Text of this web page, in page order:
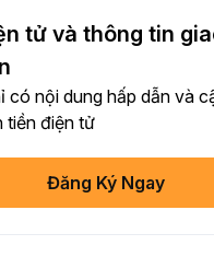
viết trên mạng xã hội (0/5)
thành+2
dịch với Bot
thành+10
tính của bạn
tử và thông tin
có nội dung hấp dẫn và
tiền điện tử
Đăng Ký Ngay